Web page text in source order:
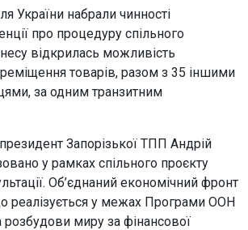
України набрали чинності
про процедуру спільного
відкрилась можливість
товарів, разом з 35 іншими
за одним транзитним
Запорізької ТПП Андрій
у рамках спільного проєкту
Об’єднаний економічний фронт
реалізується у межах Програми ООН
розбудови миру за фінансової